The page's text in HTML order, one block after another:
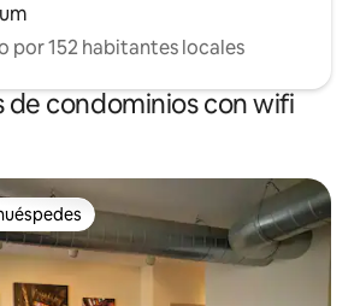
por 152 habitantes locales
de condominios con wifi
Favorito entre huéspedes